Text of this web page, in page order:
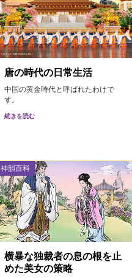
唐の時代の日常生活
中国の黄金時代と呼ばれたわけで
す。
続きを読む
神韻百科
横暴な独裁者の息の根を止
めた美女の策略